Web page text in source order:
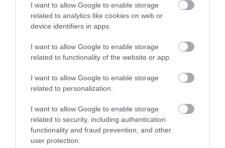
I want to allow Google to enable storage
related to analytics like cookies on web or
device identifiers in apps.
I want to allow Google to enable storage
related to functionality of the website or app.
I want to allow Google to enable storage
related to personalization.
I want to allow Google to enable storage
related to security, including authentication
functionality and fraud prevention, and other
user protection.
PRONEWS.GR /ΔΙΑΤΡΟΦΗ
Αυτά είναι τα φρούτα και τα λαχανικά
του Αυγούστου: Οι εποχικές επιλογές
που πρέπει να βάλετε στο τραπέζι σας
07.08.2026 | 13:29